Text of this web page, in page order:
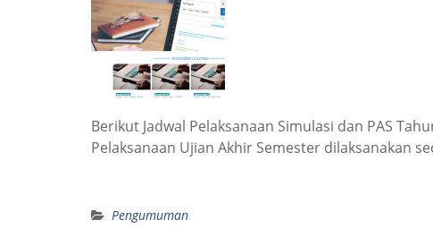
Berikut Jadwal Pelaksanaan Simulasi dan PAS
Pelaksanaan Ujian Akhir Semester dilaksanakan
Pengumuman